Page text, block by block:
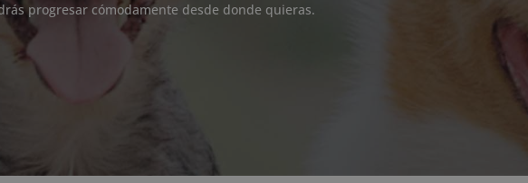
progresar cómodamente desde donde quieras.